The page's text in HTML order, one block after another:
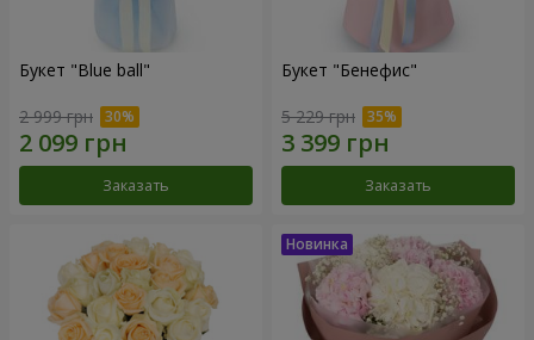
Букет "Blue ball"
2 999 грн
Заказать
Букет "Бенефис"
5 229 грн
Заказать